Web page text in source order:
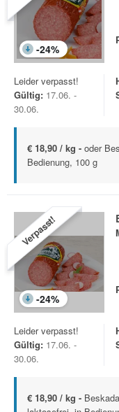
-24%
Leider verpasst!
Gültig: 17.06. -
30.06.
€ 18,90 / kg - oder
Bedienung, 100 g
Verpasst!
-24%
Leider verpasst!
Gültig: 17.06. -
30.06.
€ 18,90 / kg -